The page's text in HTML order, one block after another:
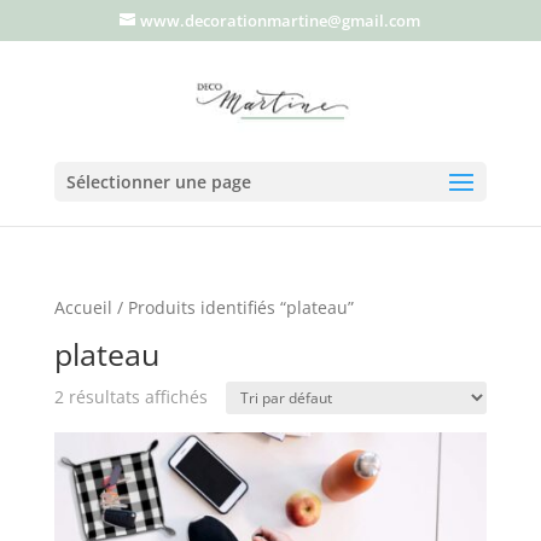
www.decorationmartine@gmail.com
Sélectionner une page
Accueil / Produits identifiés “plateau”
plateau
2 résultats affichés